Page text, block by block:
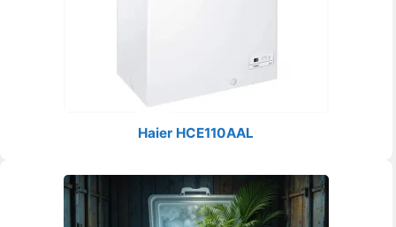
Haier HCE110AAL